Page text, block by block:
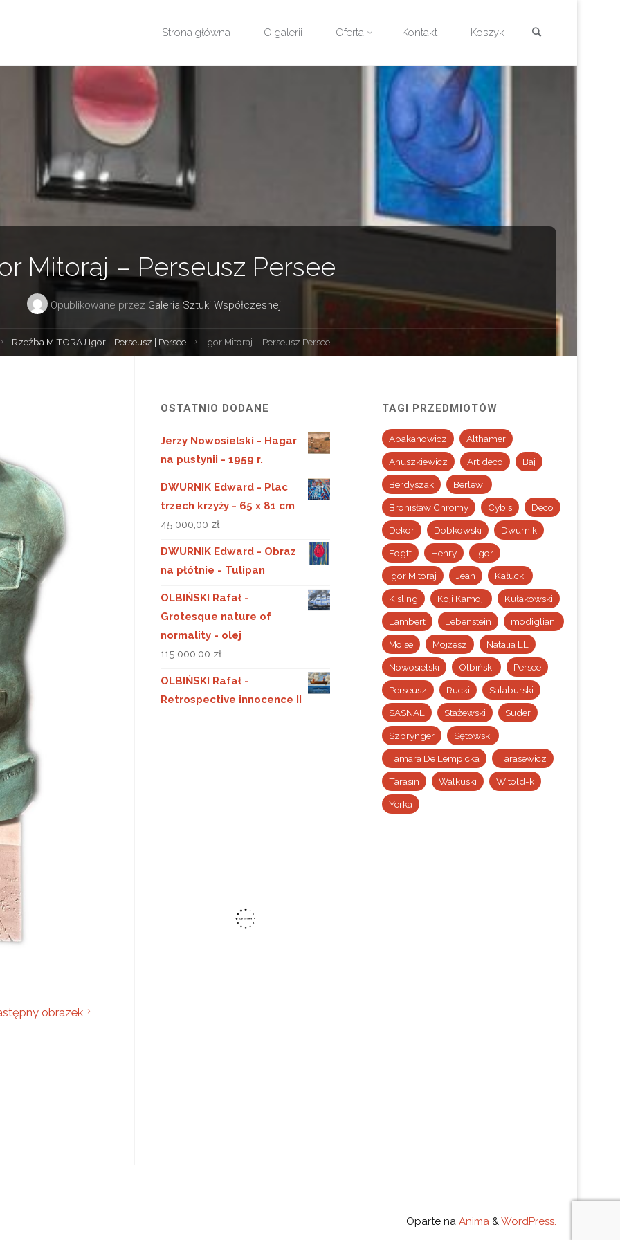
Strona główna O galerii Oferta Kontakt Koszyk
Mitoraj – Perseusz Persee
Opublikowane przez Galeria Sztuki Współczesnej
Rzeźba MITORAJ Igor - Perseusz | Persee Igor Mitoraj – Perseusz Persee
obrazek
OSTATNIO DODANE
Jerzy Nowosielski - Hagar
na pustynii - 1959 r.
DWURNIK Edward - Plac
trzech krzyży - 65 x 81 cm
45 000,00 zł
DWURNIK Edward - Obraz
na płótnie - Tulipan
OLBIŃSKI Rafał -
Grotesque nature of
normality - olej
115 000,00 zł
OLBIŃSKI Rafał -
Retrospective innocence II
TAGI PRZEDMIOTÓW
Abakanowicz Althamer
Anuszkiewicz Art deco Baj
Berdyszak Berlewi
Bronisław Chromy Cybis Deco
Dekor Dobkowski Dwurnik
Fogtt Henry Igor
Igor Mitoraj Jean Kałucki
Kisling Koji Kamoji Kułakowski
Lambert Lebenstein modigliani
Moise Mojżesz Natalia LL
Nowosielski Olbiński Persee
Perseusz Rucki Salaburski
SASNAL Stażewski Suder
Szprynger Sętowski
Tamara De Lempicka Tarasewicz
Tarasin Walkuski Witold-k
Yerka
Oparte na Anima & WordPress.